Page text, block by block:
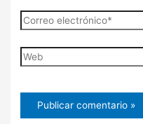
Correo
electrónico*
Web